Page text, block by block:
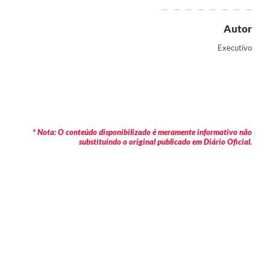
Autor
Executivo
* Nota: O conteúdo disponibilizado é meramente informativo não
substituindo o original publicado em Diário Oficial.